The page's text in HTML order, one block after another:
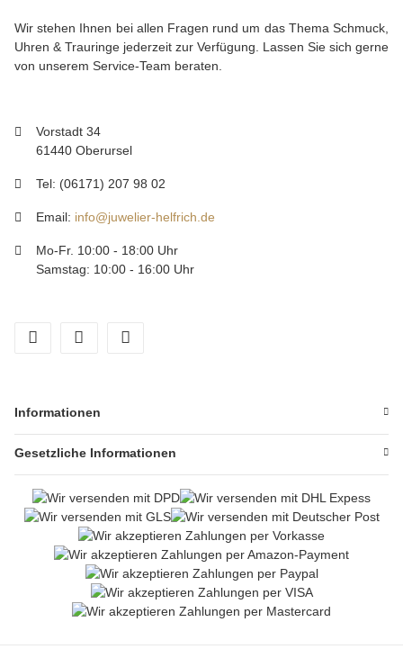
Wir stehen Ihnen bei allen Fragen rund um das Thema Schmuck,
Uhren & Trauringe jederzeit zur Verfügung. Lassen Sie sich gerne
von unserem Service-Team beraten.
Vorstadt 34
61440 Oberursel
Tel: (06171) 207 98 02
Email: info@juwelier-helfrich.de
Mo-Fr. 10:00 - 18:00 Uhr
Samstag: 10:00 - 16:00 Uhr
Informationen
Gesetzliche Informationen